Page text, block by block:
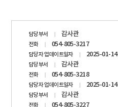
담당부서 감사관
전화 054-805-3217
담당자 업데이트일자 2025-01-14
담당부서 감사관
전화 054-805-3218
담당자 업데이트일자 2025-01-14
담당부서 감사관
전화 054-805-3227